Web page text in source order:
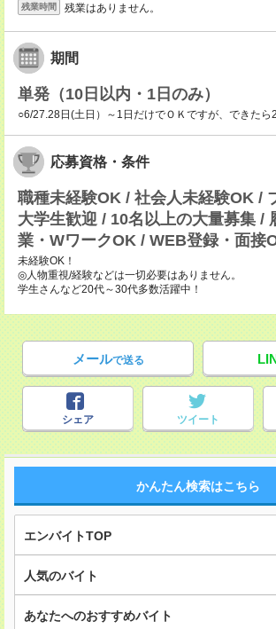
残業時間 残業はありません。
期間
単発（10日以内・1日のみ）
○6/27.28日(土日）～1日だけでＯＫですが、できたら
応募資格・条件
職種未経験OK / 社会人未経験OK /
大学生歓迎 / 10名以上の大量募集 /
業・WワークOK / WEB登録・面接
未経験OK！
◎人物重視/経験などは一切必要はありません。
学生さんなど20代～30代多数活躍中！
メールで送る
シェア ツイート
かんたん検索はこちら
エンバイトTOP
人気のバイト
あなたへのおすすめバイト